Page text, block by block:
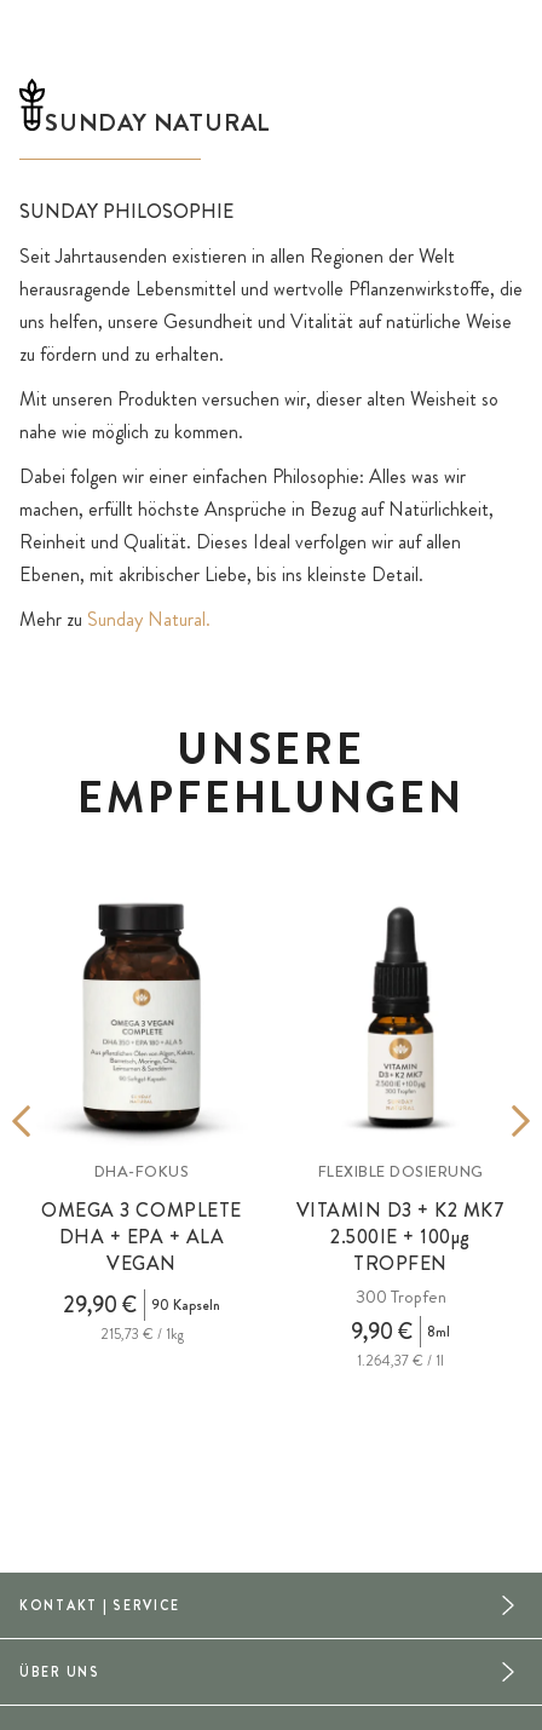
SUNDAY NATURAL
SUNDAY PHILOSOPHIE
Seit Jahrtausenden existieren in allen Regionen der Welt
herausragende Lebensmittel und wertvolle Pflanzenwirkstoffe, die
uns helfen, unsere Gesundheit und Vitalität auf natürliche Weise
zu fördern und zu erhalten.
Mit unseren Produkten versuchen wir, dieser alten Weisheit so
nahe wie möglich zu kommen.
Dabei folgen wir einer einfachen Philosophie: Alles was wir
machen, erfüllt höchste Ansprüche in Bezug auf Natürlichkeit,
Reinheit und Qualität. Dieses Ideal verfolgen wir auf allen
Ebenen, mit akribischer Liebe, bis ins kleinste Detail.
Mehr zu Sunday Natural.
UNSERE
EMPFEHLUNGEN
DHA-FOKUS
OMEGA 3 COMPLETE
DHA + EPA + ALA
VEGAN
29,90 €
90 Kapseln
215,73 € / 1kg
FLEXIBLE DOSIERUNG
VITAMIN D3 + K2 MK7
2.500IE + 100µg
TROPFEN
300 Tropfen
9,90 €
8ml
1.264,37 € / 1l
KONTAKT | SERVICE
ÜBER UNS